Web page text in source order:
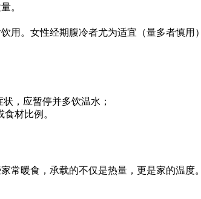
。
用。女性经期腹冷者尤为适宜（量多者慎用
，应暂停并多饮温水；
材比例。
常暖食，承载的不仅是热量，更是家的温